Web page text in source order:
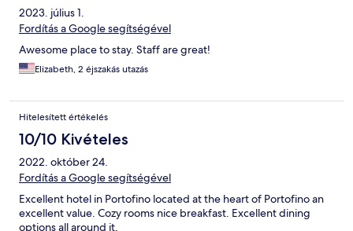
2023. július 1.
Fordítás a Google segítségével
Awesome place to stay. Staff are great!
Elizabeth, 2 éjszakás utazás
Hitelesített értékelés
10/10 Kivételes
2022. október 24.
Fordítás a Google segítségével
Excellent hotel in Portofino located at the heart of Portofino an
excellent value. Cozy rooms nice breakfast. Excellent dining
options all around it.